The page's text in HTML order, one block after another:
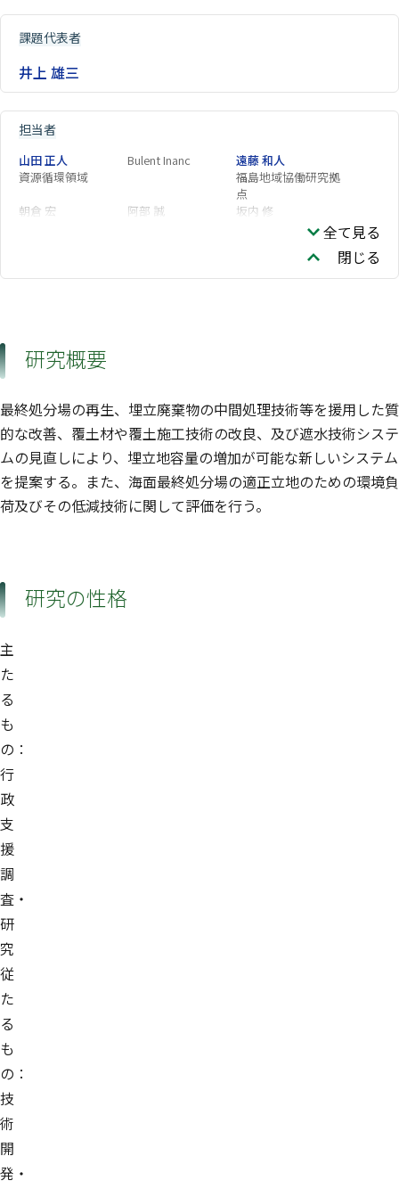
課題代表者
井上 雄三
担当者
山田 正人
資源循環領域
Bulent Inanc
遠藤 和人
福島地域協働研究拠
点
朝倉 宏
阿部 誠 坂内 修
全て見る
閉じる
研究概要
最終処分場の再生、埋立廃棄物の中間処理技術等を援用した質
的な改善、覆土材や覆土施工技術の改良、及び遮水技術システ
ムの見直しにより、埋立地容量の増加が可能な新しいシステム
を提案する。また、海面最終処分場の適正立地のための環境負
荷及びその低減技術に関して評価を行う。
研究の性格
主
た
る
も
の：
行
政
支
援
調
査・
研
究
従
た
る
も
の：
技
術
開
発・